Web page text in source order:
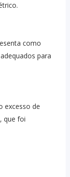
como
para
excesso de
que foi